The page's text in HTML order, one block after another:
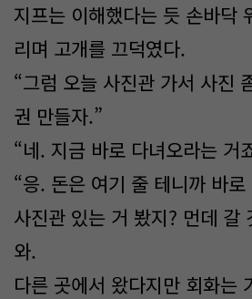
지프는 이해했다는 듯 손바닥
리며 고개를 끄덕였다.
“그럼 오늘 사진관 가서 사진
권 만들자.”
“네. 지금 바로 다녀오라는 거
“응. 돈은 여기 줄 테니까 바
사진관 있는 거 봤지? 먼데 갈
와.
다른 곳에서 왔다지만 회화는